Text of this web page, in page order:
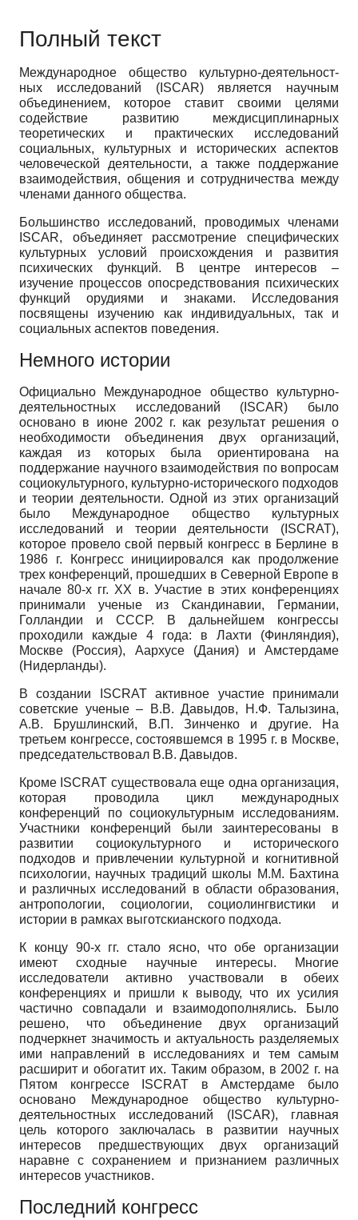
Полный текст
Международное общество культурно-деятельност-
ных исследований (ISCAR) является научным
объединением, которое ставит своими целями
содействие развитию междисциплинарных
теоретических и практических исследований
социальных, культурных и исторических аспектов
человеческой деятельности, а также поддержание
взаимодействия, общения и сотрудничества между
членами данного общества.
Большинство исследований, проводимых членами
ISCAR, объединяет рассмотрение специфических
культурных условий происхождения и развития
психических функций. В центре интересов –
изучение процессов опосредствования психических
функций орудиями и знаками. Исследования
посвящены изучению как индивидуальных, так и
социальных аспектов поведения.
Немного истории
Официально Международное общество культурно-
деятельностных исследований (ISCAR) было
основано в июне 2002 г. как результат решения о
необходимости объединения двух организаций,
каждая из которых была ориентирована на
поддержание научного взаимодействия по вопросам
социокультурного, культурно-исторического подходов
и теории деятельности. Одной из этих организаций
было Международное общество культурных
исследований и теории деятельности (ISCRAT),
которое провело свой первый конгресс в Берлине в
1986 г. Конгресс инициировался как продолжение
трех конференций, прошедших в Северной Европе в
начале 80-х гг. XX в. Участие в этих конференциях
принимали ученые из Скандинавии, Германии,
Голландии и СССР. В дальнейшем конгрессы
проходили каждые 4 года: в Лахти (Финляндия),
Москве (Россия), Аархусе (Дания) и Амстердаме
(Нидерланды).
В создании ISCRAT активное участие принимали
советские ученые – В.В. Давыдов, Н.Ф. Талызина,
А.В. Брушлинский, В.П. Зинченко и другие. На
третьем конгрессе, состоявшемся в 1995 г. в Москве,
председательствовал В.В. Давыдов.
Кроме ISCRAT существовала еще одна организация,
которая проводила цикл международных
конференций по социокультурным исследованиям.
Участники конференций были заинтересованы в
развитии социокультурного и исторического
подходов и привлечении культурной и когнитивной
психологии, научных традиций школы М.М. Бахтина
и различных исследований в области образования,
антропологии, социологии, социолингвистики и
истории в рамках выготскианского подхода.
К концу 90-х гг. стало ясно, что обе организации
имеют сходные научные интересы. Многие
исследователи активно участвовали в обеих
конференциях и пришли к выводу, что их усилия
частично совпадали и взаимодополнялись. Было
решено, что объединение двух организаций
подчеркнет значимость и актуальность разделяемых
ими направлений в исследованиях и тем самым
расширит и обогатит их. Таким образом, в 2002 г. на
Пятом конгрессе ISCRAT в Амстердаме было
основано Международное общество культурно-
деятельностных исследований (ISCAR), главная
цель которого заключалась в развитии научных
интересов предшествующих двух организаций
наравне с сохранением и признанием различных
интересов участников.
Последний конгресс